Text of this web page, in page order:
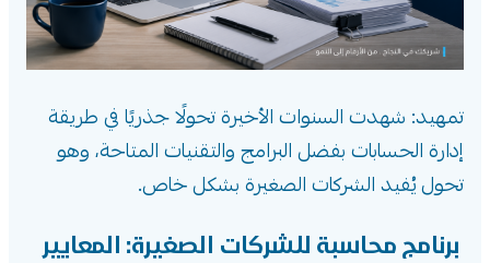
تمهيد: شهدت السنوات الأخيرة تحولًا جذريًا في طريقة
إدارة الحسابات بفضل البرامج والتقنيات المتاحة، وهو
تحول يُفيد الشركات الصغيرة بشكل خاص.
برنامج محاسبة للشركات الصغيرة: المعايير